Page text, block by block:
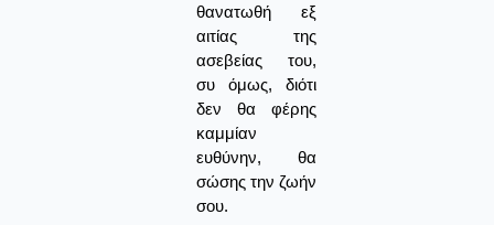
θανατωθή εξ
αιτίας της
ασεβείας του,
συ όμως, διότι
δεν θα φέρης
καμμίαν
ευθύνην, θα
σώσης την ζωήν
σου.